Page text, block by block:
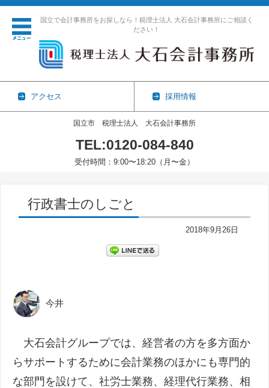
国立で会計事務所をお探しなら！税理士法人 大石会計事務所にご相談く
ださい！
アクセス 採用情報
国立市 税理士法人 大石会計事務所
TEL:0120-084-840
受付時間：9:00〜18:20（月〜金）
行政書士のしごと
2018年9月26日
今井
大石会計グループでは、経営者の方を多方面か
らサポートするために会計業務のほかにも専門的
な部門を設けて、社労士業務、経理代行業務、相